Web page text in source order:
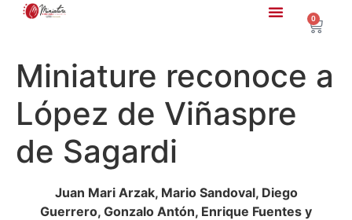
0
Miniature reconoce a
López de Viñaspre
de Sagardi
Juan Mari Arzak, Mario Sandoval, Diego
Guerrero, Gonzalo Antón, Enrique Fuentes y